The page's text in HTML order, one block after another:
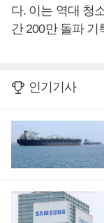
다. 이는 역대 청
간 200만 돌파 기
인기기사